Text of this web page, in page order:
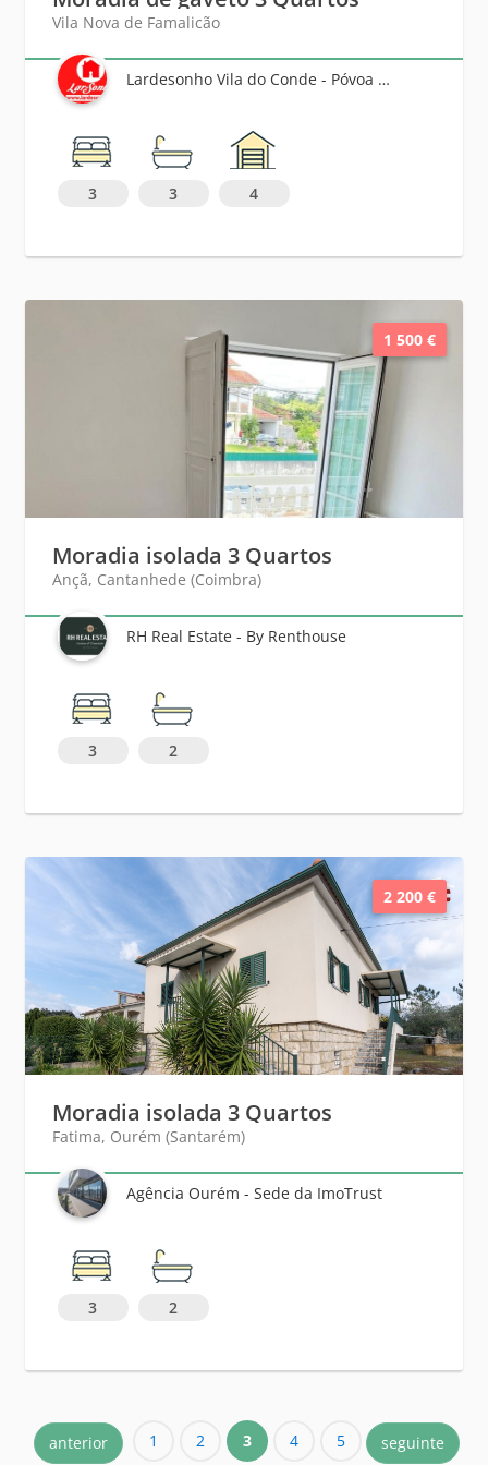
Vila Nova de Famalicão
Lardesonho Vila do Conde - Póvoa de Varzim - Famalicão
3 3 4
1 500 €
Moradia isolada 3 Quartos
Ançã, Cantanhede (Coimbra)
RH Real Estate - By Renthouse
3 2
2 200 €
Moradia isolada 3 Quartos
Fatima, Ourém (Santarém)
Agência Ourém - Sede da ImoTrust
3 2
anterior 1 2 3 4 5 seguinte